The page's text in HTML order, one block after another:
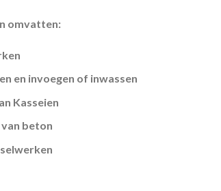
omvatten:
en invoegen of inwassen
Kasseien
beton